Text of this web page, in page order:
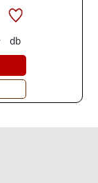
db